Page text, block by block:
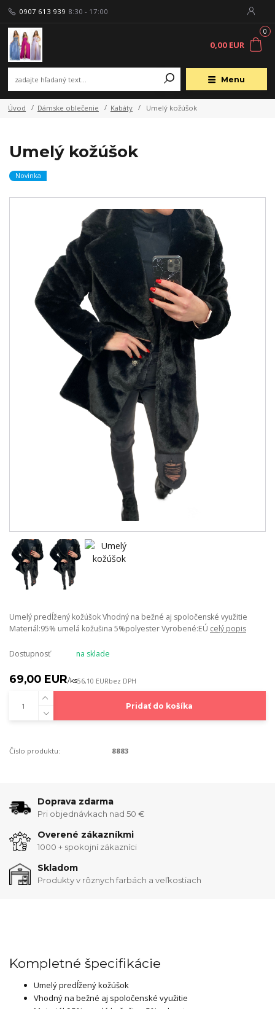
Menu
0907 613 939 8:30 - 17:00
0
0,00 EUR
Úvod Dámske oblečenie Kabáty Umelý kožúšok
Umelý kožúšok
Novinka
Umelý predĺžený kožúšok Vhodný na bežné aj spoločenské využitie
Materiál:95% umelá kožušina 5%polyester Vyrobené:EÚ celý popis
Dostupnosť na sklade
69,00 EUR/ks56,10 EURbez DPH
Pridať do košíka
Číslo produktu: 8883
Doprava zdarma
Pri objednávkach nad 50 €
Overené zákazníkmi
1000 + spokojní zákazníci
Skladom
Produkty v rôznych farbách a veľkostiach
Kompletné špecifikácie
Umelý predĺžený kožúšok
Vhodný na bežné aj spoločenské využitie